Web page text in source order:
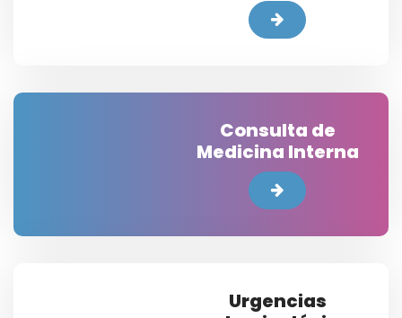
Consulta de
Medicina Interna
Urgencias